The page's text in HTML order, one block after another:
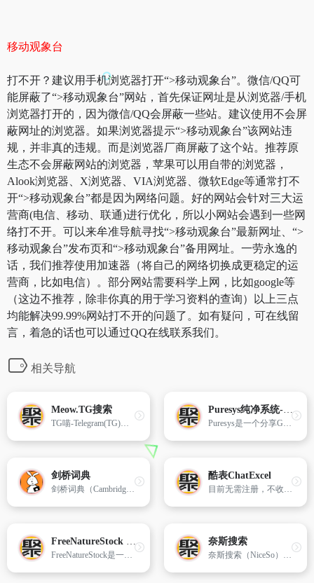
移动观象台
打不开？建议用手机浏览器打开“>移动观象台”。微信/QQ可
能屏蔽了“>移动观象台”网站，首先保证网址是从浏览器/手机
浏览器打开的，因为微信/QQ会屏蔽一些站。建议使用不会屏
蔽网址的浏览器。如果浏览器提示“>移动观象台”该网站违
规，并非真的违规。而是浏览器厂商屏蔽了这个站。推荐原
生态不会屏蔽网站的浏览器，苹果可以用自带的浏览器，
Alook浏览器、X浏览器、VIA浏览器、微软Edge等通常打不
开“>移动观象台”都是因为网络问题。好的网站会针对三大运
营商(电信、移动、联通)进行优化，所以小网站会遇到一些网
络打不开。可以来牟准导航寻找“>移动观象台”最新网址、“>
移动观象台”发布页和“>移动观象台”备用网址。一劳永逸的
话，我们推荐使用加速器（将自己的网络切换成更稳定的运
营商，比如电信）。部分网站需要科学上网，比如google等
（这边不推荐，除非你真的用于学习资料的查询）以上三点
均能解决99.99%网站打不开的问题了。如有疑问，可在线留
言，着急的话也可以通过QQ在线联系我们。
相关导航
Meow.TG搜索
TG喵-Telegram(TG)中文搜索引擎、电报资源搜索工具，为您提供千万级Telegram资源的搜索，并面[…]
Puresys纯净系统-软件下载
Puresys是一个分享Ghost系统与PC软件资源的博客，致力于免费提供优质的去广告绿色软件、常用的破解优化软件，以及各类经验教程。
剑桥词典
剑桥词典（Cambridge Dictionary）是最受英语学习者欢迎的词典和翻译网站。
酷表ChatExcel
目前无需注册，不收费，也没有使用次数限制。
FreeNatureStock 素材库
FreeNatureStock是一个致力于为全球创作者提供免费、高质量图片、视频和矢量素材的资源网站。网站专注分享无需注明出处的CC0素材，确保用户可以在个人或商业项目中自由使用这些资源，而不必担心版权问题。
奈斯搜索
奈斯搜索（NiceSo）是一个资源超丰富的网盘资源搜索网站，奈斯搜索专注于收录全网阿里云盘资源